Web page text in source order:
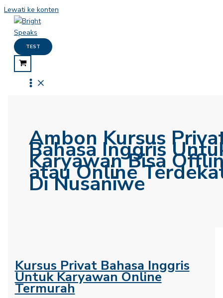
Lewati ke konten
TEST
Ambon Kursus
Bahasa Inggris
Karyawan Bisa
atau Online
Di Nusaniwe
Kursus Privat Bahasa Inggris
Untuk Karyawan Online
Termurah